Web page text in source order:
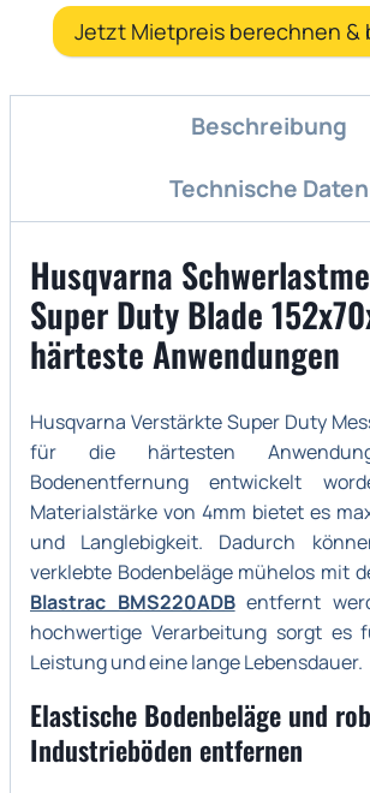
Jetzt Mietpreis berechnen &
Beschreibung
Technische Daten
Husqvarna
Super Duty Blade
härteste Anwendungen
Husqvarna Verstärkte Super Duty
für die härtesten
Bodenentfernung entwickelt
Materialstärke von 4mm bietet es
und Langlebigkeit. Dadurch
verklebte Bodenbeläge mühelos mit
Blastrac BMS220ADBentfernt
hochwertige Verarbeitung sorgt es
Leistung und eine lange Lebensdauer.
Elastische Bodenbeläge und
Industrieböden entfernen